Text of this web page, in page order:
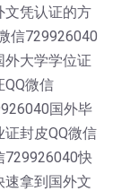
文凭认证的方
信729926040
外大学学位证
微信
国外毕
封皮QQ微信
729926040快
速拿到国外文